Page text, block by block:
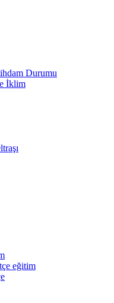
Durumu
İklim
eğitim